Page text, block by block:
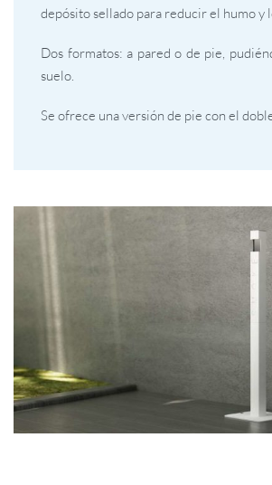
depósito sellado para reducir el humo y
Dos formatos: a pared o de pie,
suelo.
Se ofrece una versión de pie con el